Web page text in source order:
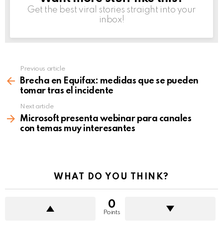
Get the best viral stories straight into your
inbox!
more
Previous article
Brecha en Equifax: medidas que se pueden
tomar tras el incidente
Next article
Microsoft presenta webinar para canales
con temas muy interesantes
WHAT DO YOU THINK?
0
Points